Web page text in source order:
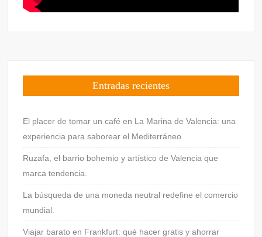
Entradas recientes
El placer de tomar un café en La Marina de Valencia: una
experiencia para saborear el Mediterráneo
Ruzafa, el barrio bohemio y artístico de Valencia que
marca tendencia.
La búsqueda de una moneda neutral redefine el comercio
mundial.
Viajar barato en Frankfurt: qué hacer gratis y ahorrar